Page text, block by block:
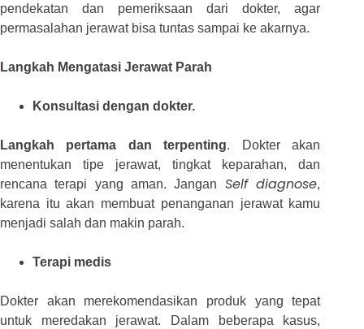
pendekatan dan pemeriksaan dari dokter, agar
permasalahan jerawat bisa tuntas sampai ke akarnya.
Langkah Mengatasi Jerawat Parah
Konsultasi dengan dokter.
Langkah pertama dan terpenting. Dokter akan
menentukan tipe jerawat, tingkat keparahan, dan
rencana terapi yang aman. Jangan Self diagnose,
karena itu akan membuat penanganan jerawat kamu
menjadi salah dan makin parah.
Terapi medis
Dokter akan merekomendasikan produk yang tepat
untuk meredakan jerawat. Dalam beberapa kasus,